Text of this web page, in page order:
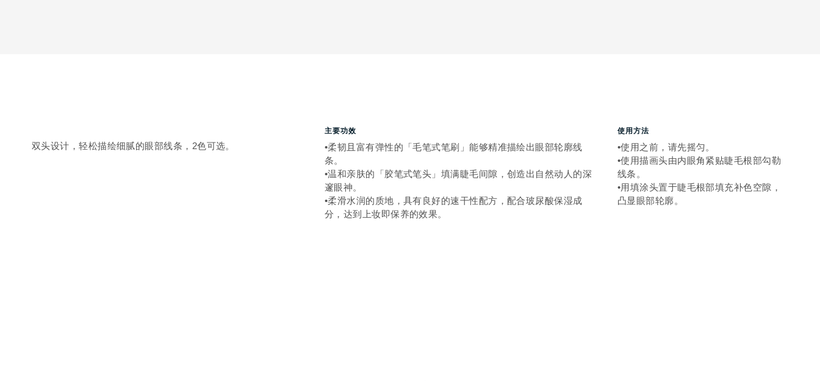
双头设计，轻松描绘细腻的眼部线条，2色可选。
主要功效
•柔韧且富有弹性的「毛笔式笔刷」能够精准描绘出眼部轮廓线
条。
•温和亲肤的「胶笔式笔头」填满睫毛间隙，创造出自然动人的深
邃眼神。
•柔滑水润的质地，具有良好的速干性配方，配合玻尿酸保湿成
分，达到上妆即保养的效果。
使用方法
•使用之前，请先摇匀。
•使用描画头由内眼角紧贴睫毛根部勾勒
线条。
•用填涂头置于睫毛根部填充补色空隙，
凸显眼部轮廓。